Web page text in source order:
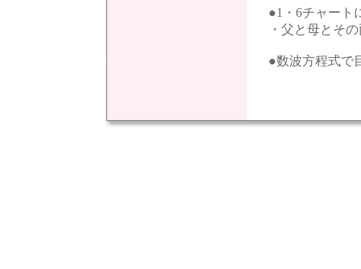
●1・6チャート
・父と母とそ
●数波方程式で